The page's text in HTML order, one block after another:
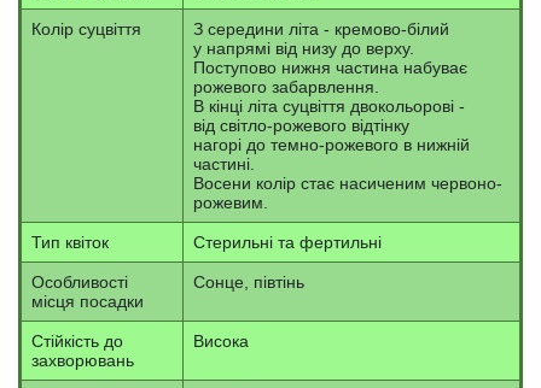
Колір суцвіття
З середини літа - кремово-білий
у напрямі від низу до верху.
Поступово нижня частина набуває
рожевого забарвлення.
В кінці літа суцвіття двокольорові -
від світло-рожевого відтінку
нагорі до темно-рожевого в нижній
частині.
Восени колір стає насиченим червоно-
рожевим.
Тип квіток Стерильні та фертильні
Особливості
місця посадки
Сонце, півтінь
Стійкість до
захворювань
Висока